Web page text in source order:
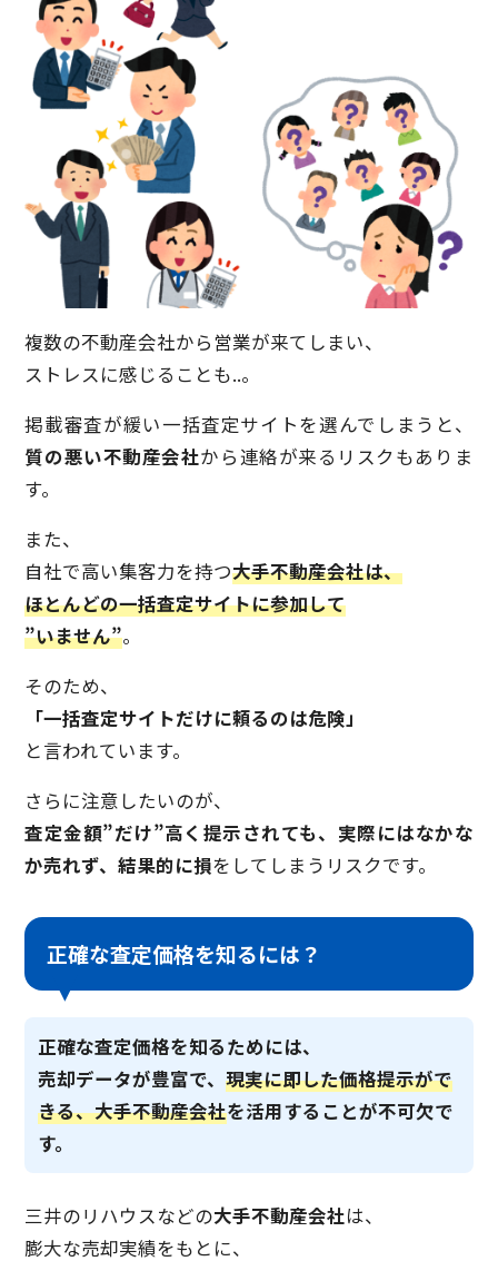
複数の不動産会社から営業が来てしまい、
ストレスに感じることも..。
掲載審査が緩い一括査定サイトを選んでしまうと、
質の悪い不動産会社から連絡が来るリスクもありま
す。
また、
自社で高い集客力を持つ大手不動産会社は、
ほとんどの一括査定サイトに参加して
”いません”。
そのため、
「一括査定サイトだけに頼るのは危険」
と言われています。
さらに注意したいのが、
査定金額”だけ”高く提示されても、実際にはなかな
か売れず、結果的に損をしてしまうリスクです。
正確な査定価格を知るには？
正確な査定価格を知るためには、
売却データが豊富で、現実に即した価格提示がで
きる、大手不動産会社を活用することが不可欠で
す。
三井のリハウスなどの大手不動産会社は、
膨大な売却実績をもとに、